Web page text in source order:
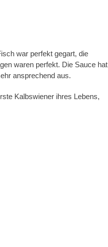
war perfekt gegart, die
waren perfekt. Die Sauce hat
ansprechend aus.
Kalbswiener ihres Lebens,